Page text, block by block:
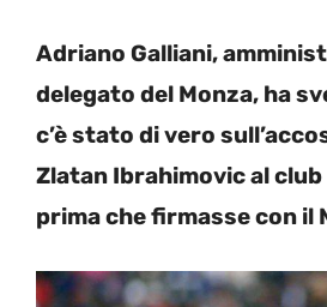
Adriano Galliani,
delegato del Monza, ha
c’è stato di vero
Zlatan Ibrahimovic al
prima che firmasse con il